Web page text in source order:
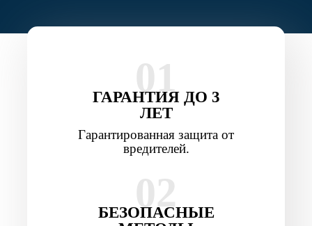
01
ГАРАНТИЯ ДО 3
ЛЕТ
Гарантированная защита от
вредителей.
02
БЕЗОПАСНЫЕ